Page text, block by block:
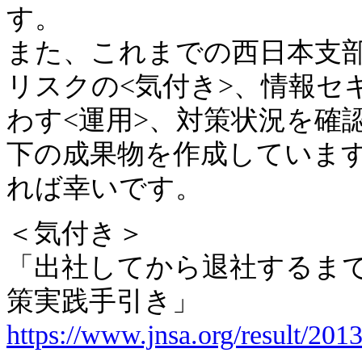
す。
また、これまでの西日本支
リスクの<気付き>、情報セ
わす<運用>、対策状況を確
下の成果物を作成していま
れば幸いです。
＜気付き＞
「出社してから退社する
策実践手引き」
https://www.jnsa.org/result/